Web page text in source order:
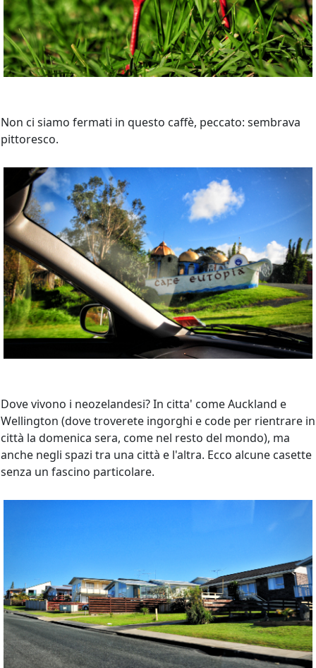
Non ci siamo fermati in questo caffè, peccato: sembrava
pittoresco.
Dove vivono i neozelandesi? In citta' come Auckland e
Wellington (dove troverete ingorghi e code per rientrare in
città la domenica sera, come nel resto del mondo), ma
anche negli spazi tra una città e l'altra. Ecco alcune casette
senza un fascino particolare.